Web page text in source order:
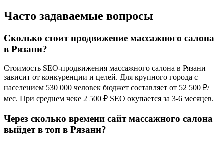
Часто задаваемые вопросы
Сколько стоит продвижение массажного салона
в Рязани?
Стоимость SEO-продвижения массажного салона в Рязани
зависит от конкуренции и целей. Для крупного города с
населением 530 000 человек бюджет составляет от 52 500 ₽/
мес. При среднем чеке 2 500 ₽ SEO окупается за 3-6 месяцев.
Через сколько времени сайт массажного салона
выйдет в топ в Рязани?